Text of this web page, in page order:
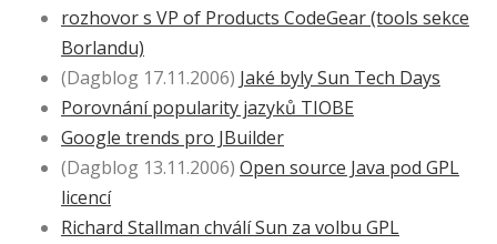
rozhovor s VP of Products CodeGear (tools sekce
Borlandu)
(Dagblog 17.11.2006) Jaké byly Sun Tech Days
Porovnání popularity jazyků TIOBE
Google trends pro JBuilder
(Dagblog 13.11.2006) Open source Java pod GPL
licencí
Richard Stallman chválí Sun za volbu GPL